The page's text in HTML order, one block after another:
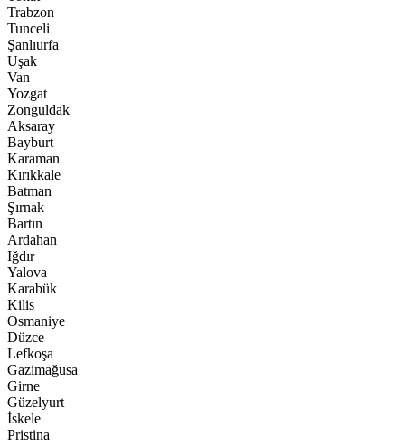
Trabzon
Tunceli
Şanlıurfa
Uşak
Van
Yozgat
Zonguldak
Aksaray
Bayburt
Karaman
Kırıkkale
Batman
Şırnak
Bartın
Ardahan
Iğdır
Yalova
Karabük
Kilis
Osmaniye
Düzce
Lefkoşa
Gazimağusa
Girne
Güzelyurt
İskele
Pristina